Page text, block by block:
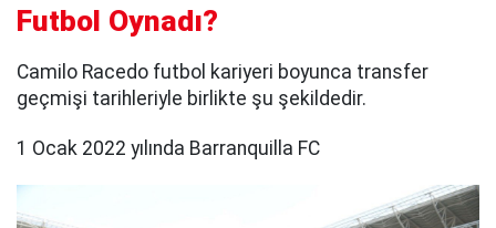
Futbol Oynadı?
Camilo Racedo futbol kariyeri boyunca transfer
geçmişi tarihleriyle birlikte şu şekildedir.
1 Ocak 2022 yılında Barranquilla FC